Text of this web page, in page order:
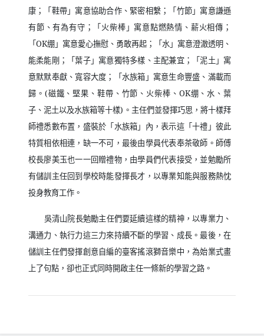
康；「鞋帶」寓意協助合作、緊密相繫；「竹節」寓意謙遜
有節、有為有守；「火柴棒」寓意點燃熱情、薪火相傳；
「OK绷」寓意愛心撫慰、勇敢再起；「水」寓意澄澈透明、
能柔能剛；「葉子」寓意獨特多樣、主配兼宜；「泥土」寓
意默默奉獻、寬容大度；「水族箱」寓意生命豐盛、滿載而
歸。 (磁鐵、堅果、鞋帶、竹節、火柴棒、 OK绷、水、葉
子、泥土以及水族箱等十樣) 。主任們並發揮巧思，將十樣拜
師禮悉數布置，盛裝於「水族箱」內，表示這「十禮」彼此
特質相依相連，缺一不可，最後由學員代表奉茶敬師。師傅
校長廖美玉也一一回贈禮物，由學員們代表接受，並勉勵所
有儲訓主任回到學校時能發揮長才，以專業知能與服務熱忱
投身教育工作。
吳清山院長勉勵主任們要延續這樣的精神，以專業力、
溝通力、執行力這三力來持續不斷的學習、成長。最後，在
儲訓主任們發揮創意自編的臺客搖滾獅音樂中，為始業式畫
上了句點，卻也正式同時開啟主任一條新的學習之路。